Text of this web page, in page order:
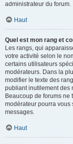
administrateur du forum.
Haut
Quel est mon rang et
Les rangs, qui
votre activité selon le
certains utilisateurs
modérateurs. Dans la
modifier le texte des
publiant inutilement des
Beaucoup de forums ne
modérateur pourra vous
messages.
Haut